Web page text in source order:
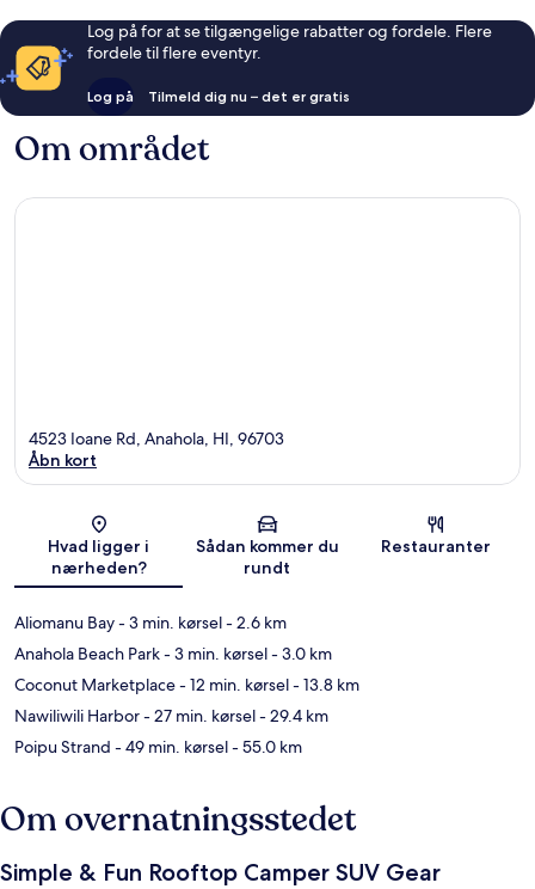
Log på for at se tilgængelige rabatter og fordele. Flere
fordele til flere eventyr.
Log på Tilmeld dig nu – det er gratis
Om området
Kort
4523 Ioane Rd, Anahola, HI, 96703
Åbn kort
Hvad ligger i
nærheden?
Sådan kommer du
rundt
Restauranter
Aliomanu Bay- 3 min. kørsel- 2.6 km
Anahola Beach Park- 3 min. kørsel- 3.0 km
Coconut Marketplace- 12 min. kørsel- 13.8 km
Nawiliwili Harbor- 27 min. kørsel- 29.4 km
Poipu Strand - 49 min. kørsel- 55.0 km
Om overnatningsstedet
Simple & Fun Rooftop Camper SUV Gear